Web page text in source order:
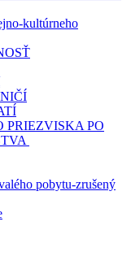
kultúrneho
PRIEZVISKA PO
pobytu-zrušený